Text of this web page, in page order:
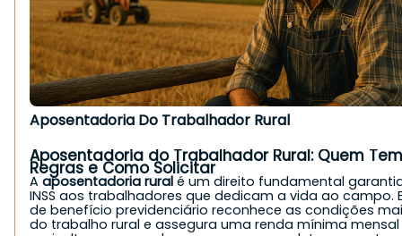
Aposentadoria Do Trabalhador Rural
Aposentadoria do Trabalhador Rural: Quem
Regras e Como Solicitar
A aposentadoria rural é um direito fundamental
INSS aos trabalhadores que dedicam a vida ao campo.
de benefício previdenciário reconhece as condições
do trabalho rural e assegura uma renda mínima